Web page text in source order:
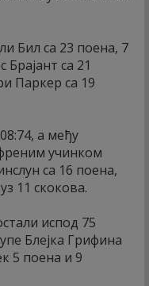
Бил са 23 поена, 7
Брајант са 21
Паркер са 19
а међу
учинком
са 16 поена,
11 скокова.
испод 75
Блејка Грифина
5 поена и 9